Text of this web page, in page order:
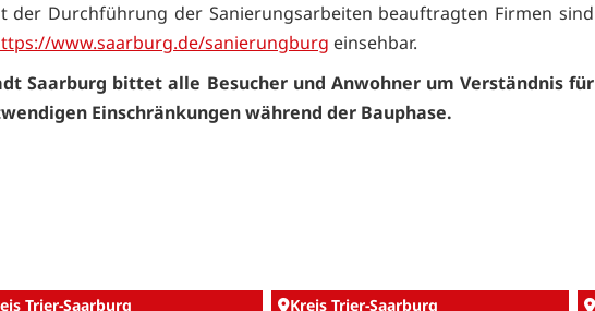
der Durchführung der Sanierungsarbeiten beauftragten Firmen sind
www.saarburg.de/sanierungburg einsehbar.
Saarburg bittet alle Besucher und Anwohner um Verständnis für
Einschränkungen während der Bauphase.
Trier-Saarburg Kreis Trier-Saarburg